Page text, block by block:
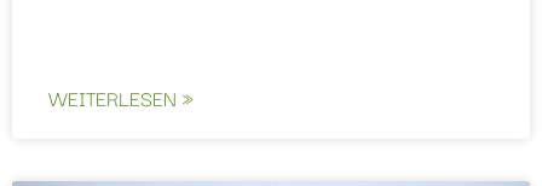
WEITERLESEN »